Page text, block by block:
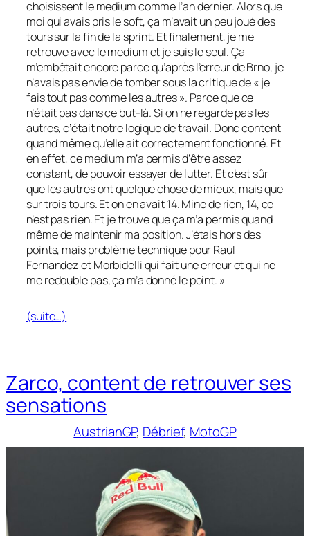
choisissent le medium comme l’an dernier. Alors que
moi qui avais pris le soft, ça m’avait un peu joué des
tours sur la fin de la sprint. Et finalement, je me
retrouve avec le medium et je suis le seul. Ça
m’embêtait encore parce qu’après l’erreur de Brno, je
n’avais pas envie de tomber sous la critique de « je
fais tout pas comme les autres ». Parce que ce
n’était pas dans ce but-là. Si on ne regarde pas les
autres, c’était notre logique de travail. Donc content
quand même qu’elle ait correctement fonctionné. Et
en effet, ce medium m’a permis d’être assez
constant, de pouvoir essayer de lutter. Et c’est sûr
que les autres ont quelque chose de mieux, mais que
sur trois tours. Et on en avait 14. Mine de rien, 14, ce
n’est pas rien. Et je trouve que ça m’a permis quand
même de maintenir ma position. J’étais hors des
points, mais problème technique pour Raul
Fernandez et Morbidelli qui fait une erreur et qui ne
me redouble pas, ça m’a donné le point. »
(suite…)
Zarco, content de retrouver ses
sensations
AustrianGP, Débrief, MotoGP